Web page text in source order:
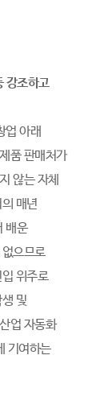
강조하고
업 아래
품 판매처가
않는 자체
매년
배운
으므로
위주로
및
업 자동화
기여하는